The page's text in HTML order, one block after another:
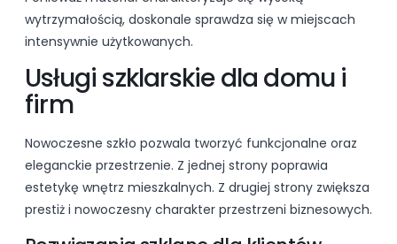
wytrzymałością, doskonale sprawdza się w miejscach
intensywnie użytkowanych.
Usługi szklarskie dla domu i
firm
Nowoczesne szkło pozwala tworzyć funkcjonalne oraz
eleganckie przestrzenie. Z jednej strony poprawia
estetykę wnętrz mieszkalnych. Z drugiej strony zwiększa
prestiż i nowoczesny charakter przestrzeni biznesowych.